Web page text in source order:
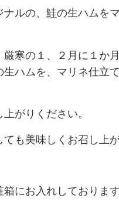
ルの、鮭の生ハムを
寒の１、２月に１か
ハムを、マリネ仕立て
がりください。
も美味しくお召し上
にお入れしております